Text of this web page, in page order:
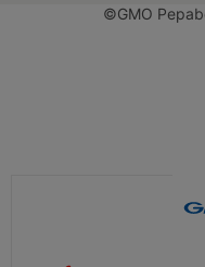
©GMO